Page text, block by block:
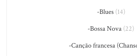
-Blues(14)
-Bossa Nova (22)
-Canção francesa